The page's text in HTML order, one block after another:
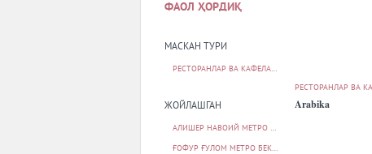
ФАОЛ ҲОРДИҚ
МАСКАН ТУРИ
РЕСТОРАНЛАР ВА КАФЕЛАР
ЖОЙЛАШГАН
АЛИШЕР НАВОИЙ МЕТРО БЕКАТИ
ҒОФУР ҒУЛОМ МЕТРО БЕКАТИ
РЕСТОРАНЛАР ВА
Arabika